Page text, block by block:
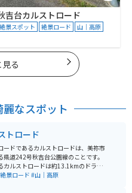
吉台カルストロード
絶景スポット 絶景ロード 山｜高原
る
なスポット
トロード
ードであるカルストロードは、美祢市
県道242号秋吉台公園線のことです。
カルストロードは約13.1kmのドライ
は有料道路だったところが、現在は
景ロード #山｜高原